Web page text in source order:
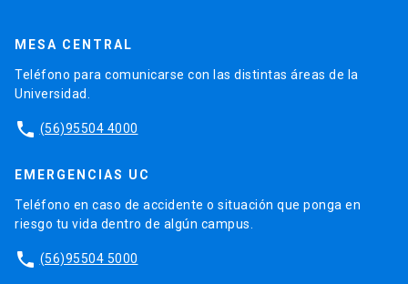
MESA CENTRAL
Teléfono para comunicarse con las distintas áreas de la
Universidad.
phone (56)95504 4000
EMERGENCIAS UC
Teléfono en caso de accidente o situación que ponga en
riesgo tu vida dentro de algún campus.
phone (56)95504 5000